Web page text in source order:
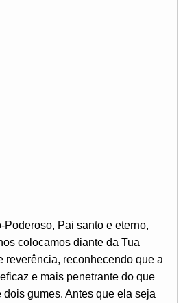
Poderoso, Pai santo e eterno,
colocamos diante da Tua
reverência, reconhecendo que a
e mais penetrante do que
gumes. Antes que ela seja